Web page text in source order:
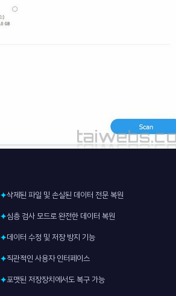
✦삭제된 파일 및 손실된 데이터 전문 복원
✦심층 검사 모드로 완전한 데이터 복원
✦데이터 수정 및 저장 방지 기능
✦직관적인 사용자 인터페이스
✦포맷된 저장장치에서도 복구 가능